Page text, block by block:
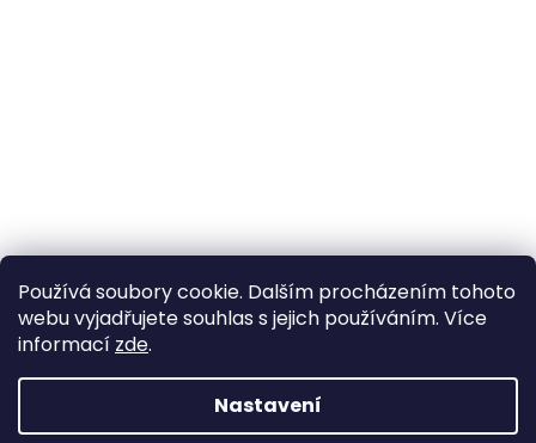
Používá soubory cookie. Dalším procházením tohoto
webu vyjadřujete souhlas s jejich používáním. Více
informací zde.
Nastavení
Vytvořil Shoptet